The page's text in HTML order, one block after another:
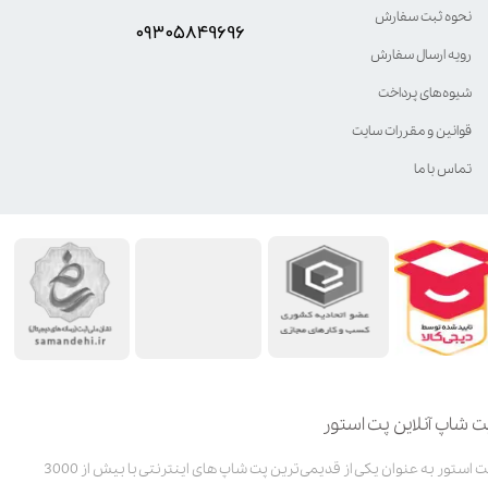
شاپ آنلاین پت استور
پت استور به عنوان یکی از قدیمی‌ترین پت شاپ های اینترنتی با بیش از 3000
نحوه ثبت سفارش
رویه ارسال سفارش
شیوه‌های پرداخت
قوانین و مقررات سایت
تماس با ما
۰۹۳۰۵8۴9696